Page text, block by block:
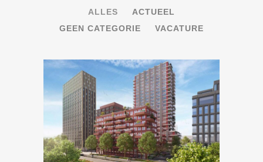
ALLES
ACTUEEL
GEEN CATEGORIE
VACATURE